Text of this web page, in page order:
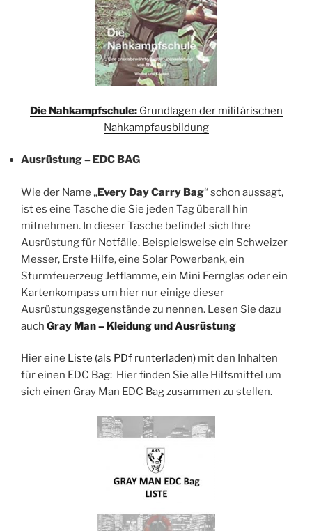
Die Nahkampfschule:Grundlagen der militärischen
Nahkampfausbildung
Ausrüstung – EDC BAG
Wie der Name „Every Day Carry Bag“ schon aussagt,
ist es eine Tasche die Sie jeden Tag überall hin
mitnehmen. In dieser Tasche befindet sich Ihre
Ausrüstung für Notfälle. Beispielsweise ein Schweizer
Messer, Erste Hilfe, eine Solar Powerbank, ein
Sturmfeuerzeug Jetflamme, ein Mini Fernglas oder ein
Kartenkompass um hier nur einige dieser
Ausrüstungsgegenstände zu nennen. Lesen Sie dazu
auch Gray Man – Kleidung und Ausrüstung
Hier eine Liste (als PDf runterladen) mit den Inhalten
für einen EDC Bag: Hier finden Sie alle Hilfsmittel um
sich einen Gray Man EDC Bag zusammen zu stellen.